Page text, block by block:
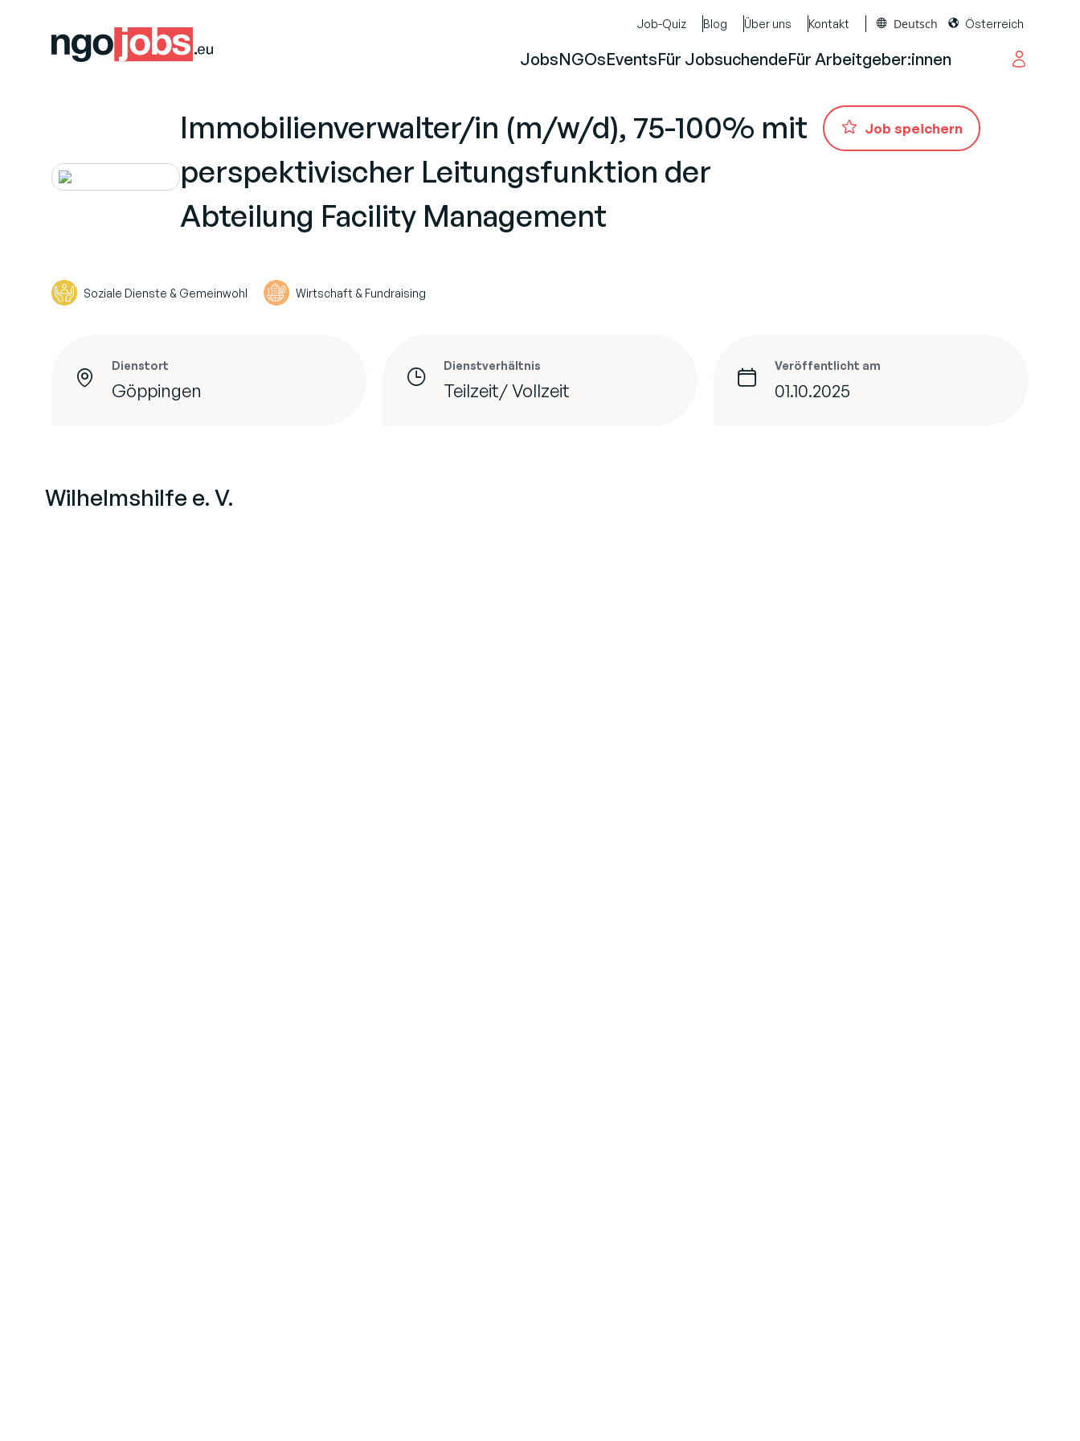
Job-Quiz Blog Über uns Kontakt Deutsch Österreich
JobsNGOsEventsFür JobsuchendeFür Arbeitgeber:innen
Immobilienverwalter/in (m/w/d), 75-100% mit
perspektivischer Leitungsfunktion der
Abteilung Facility Management
Soziale Dienste & Gemeinwohl Wirtschaft & Fundraising
Job speichern
Dienstort
Göppingen
Dienstverhältnis
Teilzeit/ Vollzeit
Veröffentlicht am
01.10.2025
Wilhelmshilfe e. V.